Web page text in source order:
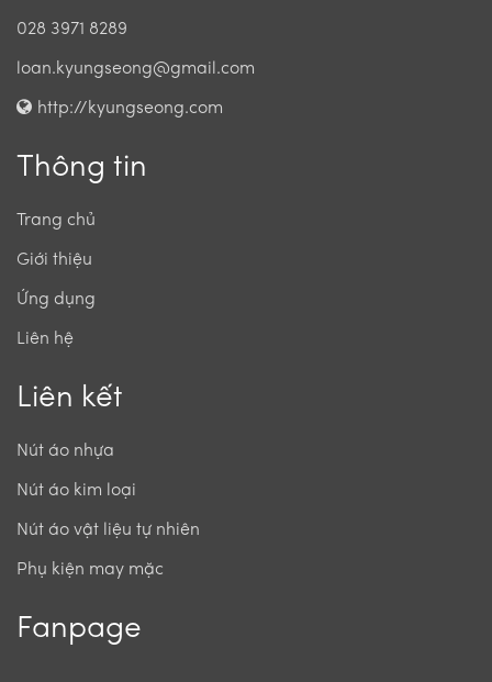
028 3971 8289
loan.kyungseong@gmail.com
http://kyungseong.com
Thông tin
Trang chủ
Giới thiệu
Ứng dụng
Liên hệ
Liên kết
Nút áo nhựa
Nút áo kim loại
Nút áo vật liệu tự nhiên
Phụ kiện may mặc
Fanpage